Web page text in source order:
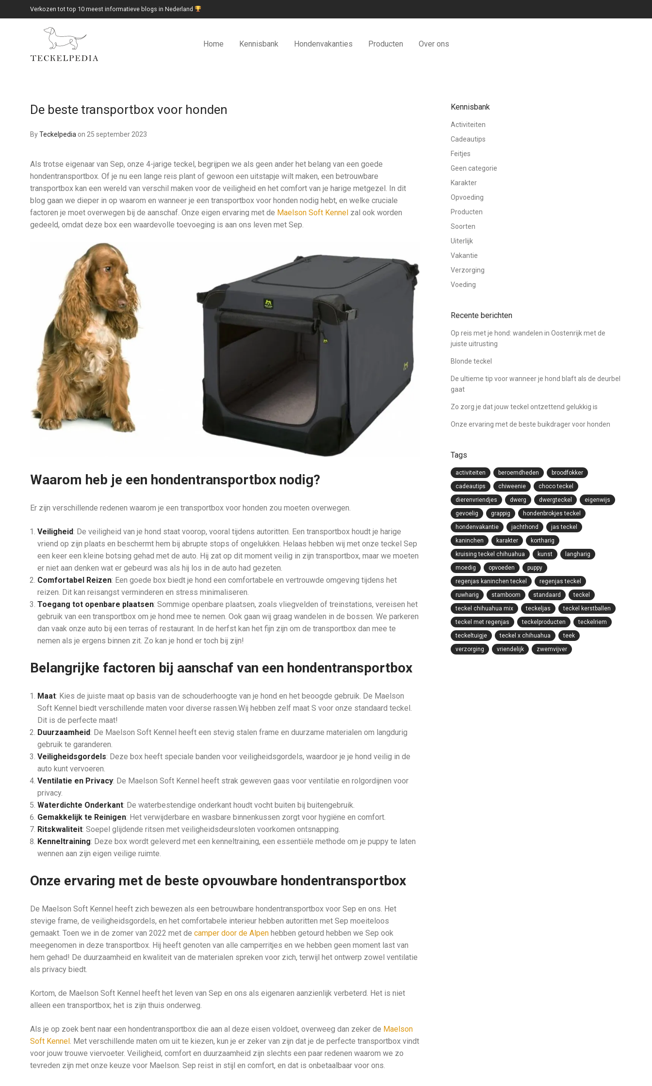
Verkozen tot top 10 meest informatieve blogs in Nederland
Home Kennisbank Hondenvakanties Producten Over ons
De beste transportbox voor honden
ByTeckelpedia on 25 september 2023
Als trotse eigenaar van Sep, onze 4-jarige teckel, begrijpen we als geen ander het belang van een goede
hondentransportbox. Of je nu een lange reis plant of gewoon een uitstapje wilt maken, een betrouwbare
transportbox kan een wereld van verschil maken voor de veiligheid en het comfort van je harige metgezel. In dit
blog gaan we dieper in op waarom en wanneer je een transportbox voor honden nodig hebt, en welke cruciale
factoren je moet overwegen bij de aanschaf. Onze eigen ervaring met de Maelson Soft Kennel zal ook worden
gedeeld, omdat deze box een waardevolle toevoeging is aan ons leven met Sep.
Waarom heb je een hondentransportbox nodig?
Er zijn verschillende redenen waarom je een transportbox voor honden zou moeten overwegen.
Veiligheid: De veiligheid van je hond staat voorop, vooral tijdens autoritten. Een transportbox houdt je harige
vriend op zijn plaats en beschermt hem bij abrupte stops of ongelukken. Helaas hebben wij met onze teckel Sep
een keer een kleine botsing gehad met de auto. Hij zat op dit moment veilig in zijn transportbox, maar we moeten
er niet aan denken wat er gebeurd was als hij los in de auto had gezeten.
Comfortabel Reizen: Een goede box biedt je hond een comfortabele en vertrouwde omgeving tijdens het
reizen. Dit kan reisangst verminderen en stress minimaliseren.
Toegang tot openbare plaatsen: Sommige openbare plaatsen, zoals vliegvelden of treinstations, vereisen het
gebruik van een transportbox om je hond mee te nemen. Ook gaan wij graag wandelen in de bossen. We parkeren
dan vaak onze auto bij een terras of restaurant. In de herfst kan het fijn zijn om de transportbox dan mee te
nemen als je ergens binnen zit. Zo kan je hond er toch bij zijn!
Belangrijke factoren bij aanschaf van een hondentransportbox
Maat: Kies de juiste maat op basis van de schouderhoogte van je hond en het beoogde gebruik. De Maelson
Soft Kennel biedt verschillende maten voor diverse rassen.Wij hebben zelf maat S voor onze standaard teckel.
Dit is de perfecte maat!
Duurzaamheid: De Maelson Soft Kennel heeft een stevig stalen frame en duurzame materialen om langdurig
gebruik te garanderen.
Veiligheidsgordels: Deze box heeft speciale banden voor veiligheidsgordels, waardoor je je hond veilig in de
auto kunt vervoeren.
Ventilatie en Privacy: De Maelson Soft Kennel heeft strak geweven gaas voor ventilatie en rolgordijnen voor
privacy.
Waterdichte Onderkant: De waterbestendige onderkant houdt vocht buiten bij buitengebruik.
Gemakkelijk te Reinigen: Het verwijderbare en wasbare binnenkussen zorgt voor hygiëne en comfort.
Ritskwaliteit: Soepel glijdende ritsen met veiligheidsdeursloten voorkomen ontsnapping.
Kenneltraining: Deze box wordt geleverd met een kenneltraining, een essentiële methode om je puppy te laten
wennen aan zijn eigen veilige ruimte.
Onze ervaring met de beste opvouwbare hondentransportbox
De Maelson Soft Kennel heeft zich bewezen als een betrouwbare hondentransportbox voor Sep en ons. Het
stevige frame, de veiligheidsgordels, en het comfortabele interieur hebben autoritten met Sep moeiteloos
gemaakt. Toen we in de zomer van 2022 met de camper door de Alpen hebben getourd hebben we Sep ook
meegenomen in deze transportbox. Hij heeft genoten van alle camperritjes en we hebben geen moment last van
hem gehad! De duurzaamheid en kwaliteit van de materialen spreken voor zich, terwijl het ontwerp zowel ventilatie
als privacy biedt.
Kortom, de Maelson Soft Kennel heeft het leven van Sep en ons als eigenaren aanzienlijk verbeterd. Het is niet
alleen een transportbox; het is zijn thuis onderweg.
Als je op zoek bent naar een hondentransportbox die aan al deze eisen voldoet, overweeg dan zeker de Maelson
Soft Kennel. Met verschillende maten om uit te kiezen, kun je er zeker van zijn dat je de perfecte transportbox vindt
voor jouw trouwe viervoeter. Veiligheid, comfort en duurzaamheid zijn slechts een paar redenen waarom we zo
tevreden zijn met onze keuze voor Maelson. Sep reist in stijl en comfort, en dat is onbetaalbaar voor ons.
Kennisbank
Activiteiten
Cadeautips
Feitjes
Geen categorie
Karakter
Opvoeding
Producten
Soorten
Uiterlijk
Vakantie
Verzorging
Voeding
Recente berichten
Op reis met je hond: wandelen in Oostenrijk met de
juiste uitrusting
Blonde teckel
De ultieme tip voor wanneer je hond blaft als de deurbel
gaat
Zo zorg je dat jouw teckel ontzettend gelukkig is
Onze ervaring met de beste buikdrager voor honden
Tags
activiteiten beroemdheden
broodfokker
cadeautips
chiweenie
choco teckel
dierenvriendjes
dwerg dwergteckel
eigenwijs
gevoelig
grappig
hondenbrokjes teckel
hondenvakantie
jachthond
jas teckel
kaninchen
karakter
kortharig
kruising teckel chihuahua
kunst
langharig
moedig
opvoeden
puppy
regenjas kaninchen teckel
regenjas teckel
ruwharig
stamboom standaard
teckel
teckel chihuahua mix
teckeljas
teckel kerstballen
teckel met regenjas
teckelproducten
teckelriem
teckeltuigje
teckel x chihuahua
teek
verzorging
vriendelijk zwemvijver